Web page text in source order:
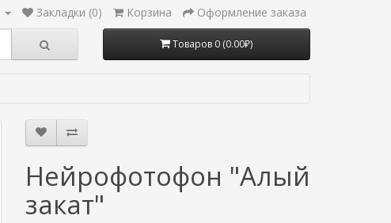
Закладки (0) Корзина Оформление заказа
Товаров 0 (0.00₽)
Нейрофотофон "Алый
закат"